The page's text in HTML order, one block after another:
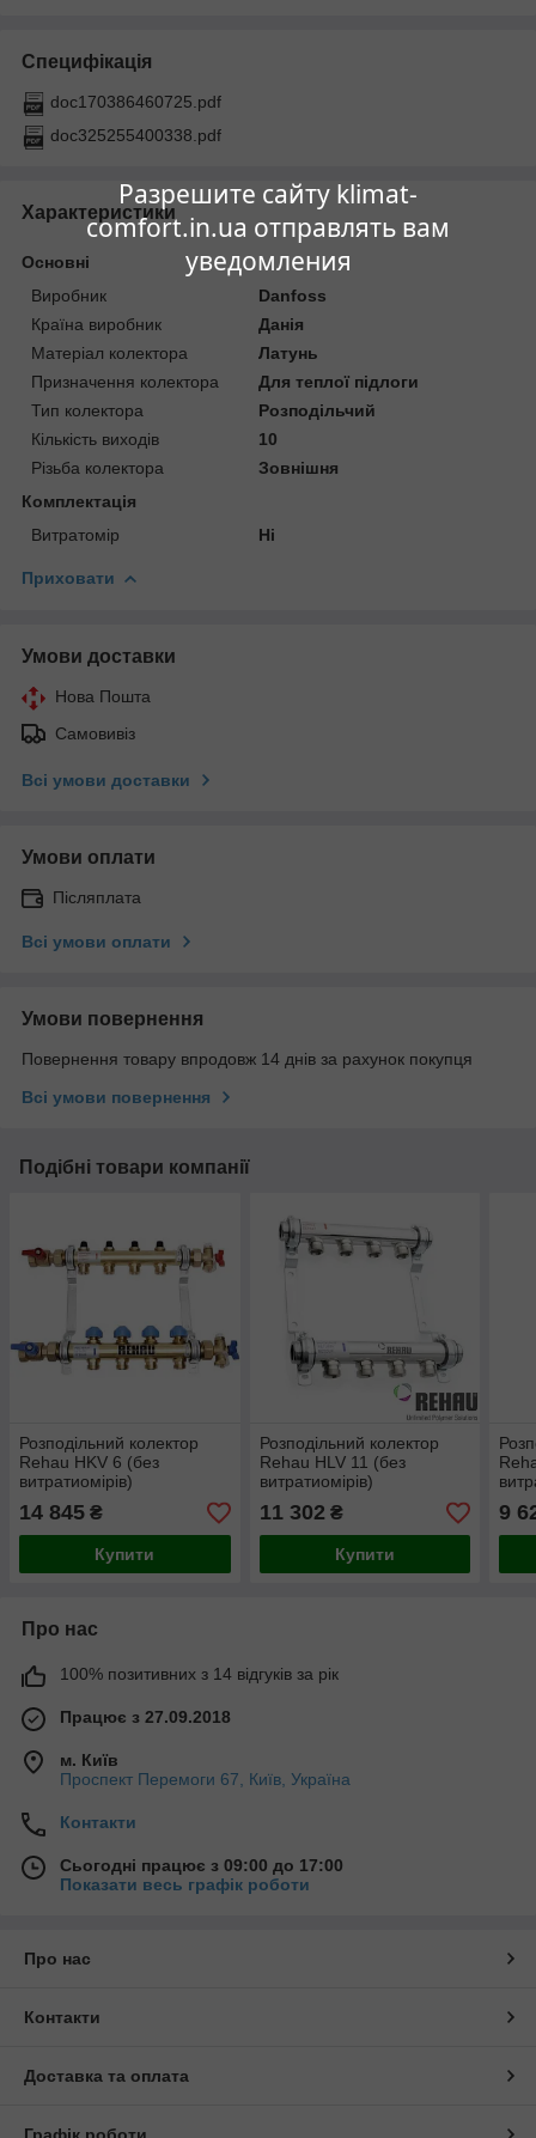
Разрешите сайту klimat-
comfort.in.ua отправлять вам
уведомления
Специфікація
doc170386460725.pdf
doc325255400338.pdf
Характеристики
Основні
Виробник
Danfoss
Країна виробник
Данія
Матеріал колектора
Латунь
Призначення колектора
Для теплої підлоги
Тип колектора
Розподільчий
Кількість виходів
10
Різьба колектора
Зовнішня
Комплектація
Витратомір
Ні
Приховати
Умови доставки
Нова Пошта
Самовивіз
Всі умови доставки
Умови оплати
Післяплата
Всі умови оплати
Умови повернення
Повернення товару впродовж 14 днів за рахунок покупця
Всі умови повернення
Подібні товари компанії
Розподільний колектор
Rehau HKV 6 (без
витратиомірів)
14 845 ₴
Купити
Розподільний колектор
Rehau HLV 11 (без
витратиомірів)
11 302 ₴
Купити
9
Про нас
100% позитивних з 14 відгуків за рік
Працює з 27.09.2018
м. Київ
Проспект Перемоги 67, Київ, Україна
Контакти
Сьогодні працює з 09:00 до 17:00
Показати весь графік роботи
Про нас
Контакти
Доставка та оплата